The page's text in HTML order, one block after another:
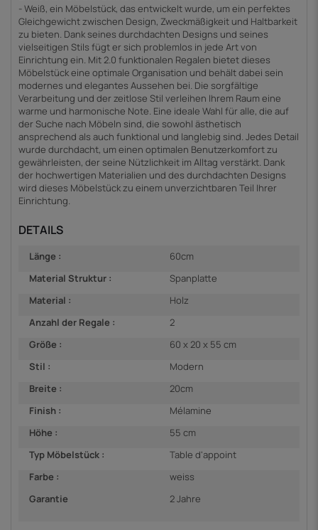
- Weiß, ein Möbelstück, das entwickelt wurde, um ein perfektes
Gleichgewicht zwischen Design, Zweckmäßigkeit und Haltbarkeit
zu bieten. Dank seines durchdachten Designs und seines
vielseitigen Stils fügt er sich problemlos in jede Art von
Einrichtung ein. Mit 2.0 funktionalen Regalen bietet dieses
Möbelstück eine optimale Organisation und behält dabei sein
modernes und elegantes Aussehen bei. Die sorgfältige
Verarbeitung und der zeitlose Stil verleihen Ihrem Raum eine
warme und harmonische Note. Eine ideale Wahl für alle, die auf
der Suche nach Möbeln sind, die sowohl ästhetisch
ansprechend als auch funktional und langlebig sind. Jedes Detail
wurde durchdacht, um einen optimalen Benutzerkomfort zu
gewährleisten, der seine Nützlichkeit im Alltag verstärkt. Dank
der hochwertigen Materialien und des durchdachten Designs
wird dieses Möbelstück zu einem unverzichtbaren Teil Ihrer
Einrichtung.
DETAILS
Länge :
60cm
Material Struktur :
Spanplatte
Material :
Holz
Anzahl der Regale :
2
Größe :
60 x 20 x 55 cm
Stil :
Modern
Breite :
20cm
Finish :
Mélamine
Höhe :
55 cm
Typ Möbelstück :
Table d'appoint
Farbe :
weiss
Garantie
2 Jahre